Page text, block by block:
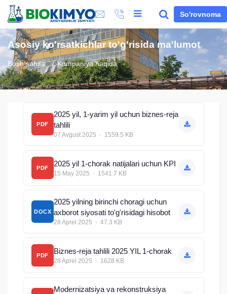
So'rovnoma
Asosiy ko'rsatkichlar to'g'risida ma'lumot
Bosh sahifa Kompaniya haqida
PDF
2025 yil, 1-yarim yil uchun biznes-reja
tahlili
07 Avgust 2025 · 1559.5 KB
PDF
2025 yil 1-chorak natijalari uchun KPI
15 May 2025 · 1541.7 KB
DOCX
2025 yilning birinchi choragi uchun
axborot siyosati to'g'risidagi hisobot
28 Aprel 2025 · 47.3 KB
PDF
Biznes-reja tahlili 2025 YIL 1-chorak
28 Aprel 2025 · 1628 KB
Modernizatsiya va rekonstruksiya